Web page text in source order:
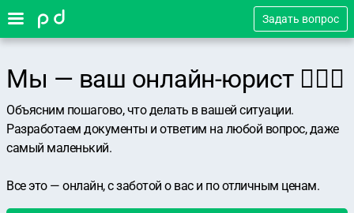
Задать вопрос
Мы — ваш онлайн-юрист 👨🏻‍⚖️
Объясним пошагово, что делать в вашей ситуации.
Разработаем документы и ответим на любой вопрос, даже
самый маленький.
Все это — онлайн, с заботой о вас и по отличным ценам.